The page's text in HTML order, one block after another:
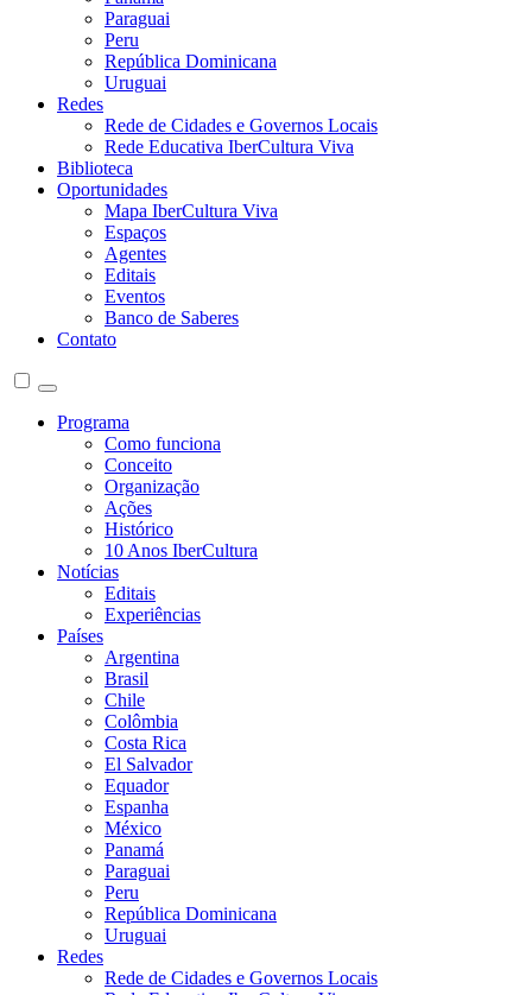
Paraguai
Peru
República Dominicana
Uruguai
Redes
Rede de Cidades e Governos Locais
Rede Educativa IberCultura Viva
Biblioteca
Oportunidades
Mapa IberCultura Viva
Espaços
Agentes
Editais
Eventos
Banco de Saberes
Contato
Programa
Como funciona
Conceito
Organização
Ações
Histórico
10 Anos IberCultura
Notícias
Editais
Experiências
Países
Argentina
Brasil
Chile
Colômbia
Costa Rica
El Salvador
Equador
Espanha
México
Panamá
Paraguai
Peru
República Dominicana
Uruguai
Redes
Rede de Cidades e Governos Locais